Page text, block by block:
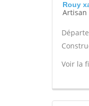
Rouy
Artisan
Voir la